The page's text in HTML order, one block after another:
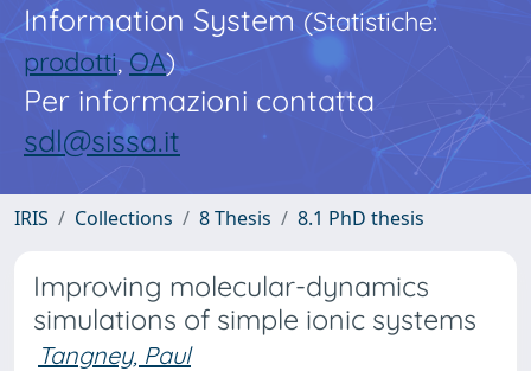
Information System(Statistiche:
prodotti,OA)
Per informazioni contatta
sdl@sissa.it
IRIS Collections 8 Thesis 8.1 PhD thesis
Improving molecular-dynamics
simulations of simple ionic systems
Tangney, Paul